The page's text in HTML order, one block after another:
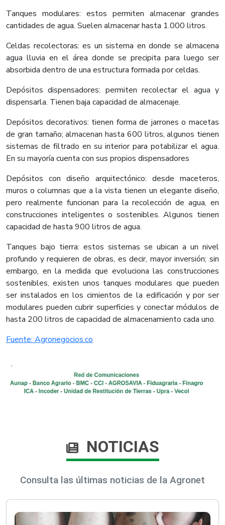
Tanques modulares: estos permiten almacenar grandes
cantidades de agua. Suelen almacenar hasta 1.000 litros.
Celdas recolectoras: es un sistema en donde se almacena
agua lluvia en el área donde se precipita para luego ser
absorbida dentro de una estructura formada por celdas.
Depósitos dispensadores: permiten recolectar el agua y
dispensarla. Tienen baja capacidad de almacenaje.
Depósitos decorativos: tienen forma de jarrones o macetas
de gran tamaño; almacenan hasta 600 litros, algunos tienen
sistemas de filtrado en su interior para potabilizar el agua.
En su mayoría cuenta con sus propios dispensadores
Depósitos con diseño arquitectónico: desde maceteros,
muros o columnas que a la vista tienen un elegante diseño,
pero realmente funcionan para la recolección de agua, en
construcciones inteligentes o sostenibles. Algunos tienen
capacidad de hasta 900 litros de agua.
Tanques bajo tierra: estos sistemas se ubican a un nivel
profundo y requieren de obras, es decir, mayor inversión; sin
embargo, en la medida que evoluciona las construcciones
sostenibles, existen unos tanques modulares que pueden
ser instalados en los cimientos de la edificación y por ser
modulares pueden cubrir superficies y conectar módulos de
hasta 200 litros de capacidad de almacenamiento cada uno.
Fuente: Agronegocios.co
NOTICIAS
Consulta las últimas noticias de la Agronet